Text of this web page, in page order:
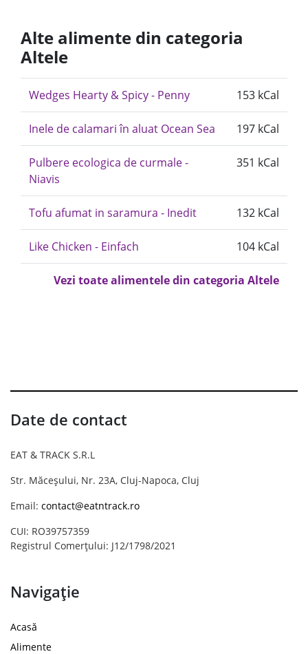
Alte alimente din categoria
Altele
Wedges Hearty & Spicy - Penny 153 kCal
Inele de calamari în aluat Ocean Sea 197 kCal
Pulbere ecologica de curmale -
Niavis
351 kCal
Tofu afumat in saramura - Inedit 132 kCal
Like Chicken - Einfach 104 kCal
Vezi toate alimentele din categoria Altele
Date de contact
EAT & TRACK S.R.L
Str. Măceșului, Nr. 23A, Cluj-Napoca, Cluj
Email: contact@eatntrack.ro
CUI: RO39757359
Registrul Comerțului: J12/1798/2021
Navigație
Acasă
Alimente